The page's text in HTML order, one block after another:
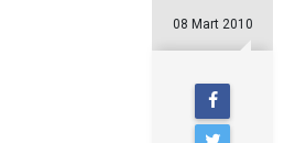
08 Mart 2010